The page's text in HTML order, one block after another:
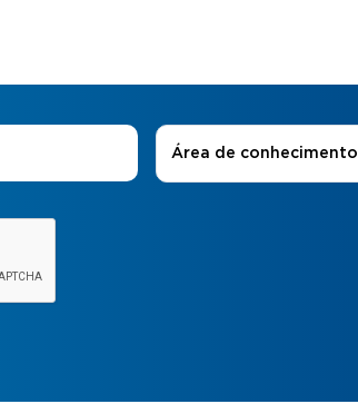
Áreas de Interesse
Área de conhecimento